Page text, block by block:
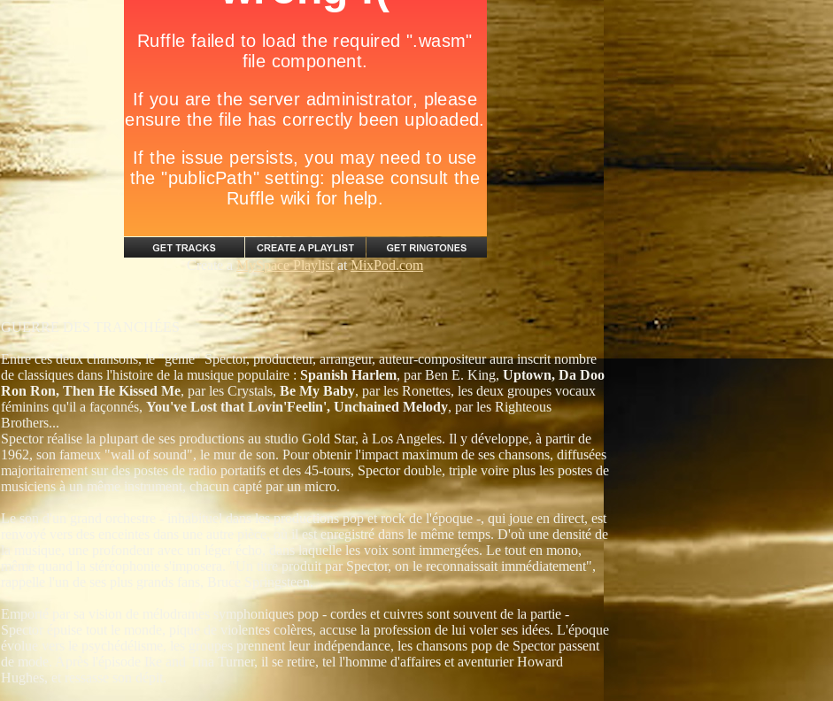
Create a MySpace PlaylistatMixPod.com
GUERRE DES TRANCHÉES
Entre ces deux chansons, le "génie" Spector, producteur, arrangeur, auteur-compositeur aura inscrit nombre
de classiques dans l'histoire de la musique populaire : Spanish Harlem, par Ben E. King, Uptown, Da Doo
Ron Ron, Then He Kissed Me, par les Crystals, Be My Baby, par les Ronettes, les deux groupes vocaux
féminins qu'il a façonnés, You've Lost that Lovin'Feelin', Unchained Melody, par les Righteous
Brothers...
Spector réalise la plupart de ses productions au studio Gold Star, à Los Angeles. Il y développe, à partir de
1962, son fameux "wall of sound", le mur de son. Pour obtenir l'impact maximum de ses chansons, diffusées
majoritairement sur des postes de radio portatifs et des 45-tours, Spector double, triple voire plus les postes de
musiciens à un même instrument, chacun capté par un micro.
Le son d'un grand orchestre - inhabituel dans les productions pop et rock de l'époque -, qui joue en direct, est
renvoyé vers des enceintes dans une autre pièce, où il est enregistré dans le même temps. D'où une densité de
la musique, une profondeur avec un léger écho, dans laquelle les voix sont immergées. Le tout en mono,
même quand la stéréophonie s'imposera. "Un titre produit par Spector, on le reconnaissait immédiatement",
rappelle l'un de ses plus grands fans, Bruce Springsteen.
Emporté par sa vision de mélodrames symphoniques pop - cordes et cuivres sont souvent de la partie -
Spector épuise tout le monde, pique de violentes colères, accuse la profession de lui voler ses idées. L'époque
évolue vers le psychédélisme, les groupes prennent leur indépendance, les chansons pop de Spector passent
de mode. Après l'épisode Ike and Tina Turner, il se retire, tel l'homme d'affaires et aventurier Howard
Hughes, et ressasse son dépit.